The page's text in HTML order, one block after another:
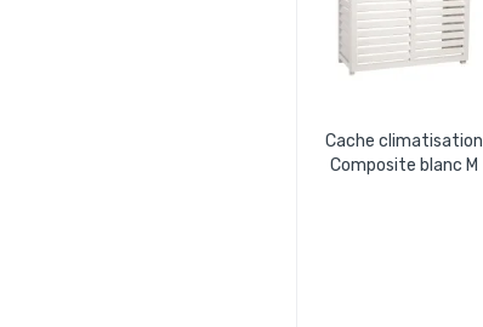
Cache climatisation
Composite blanc M